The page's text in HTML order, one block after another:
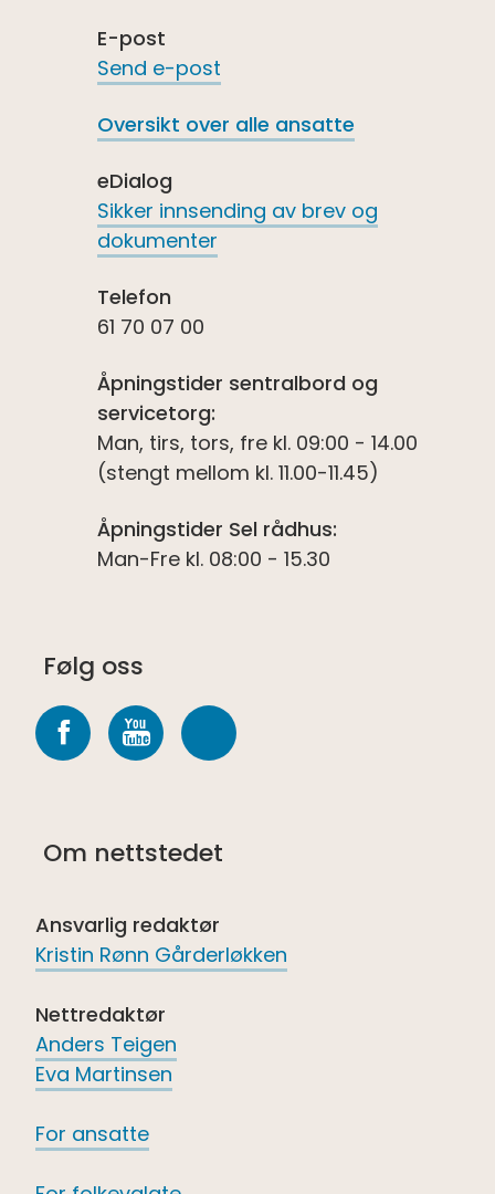
E-post
Send e-post
Oversikt over alle ansatte
eDialog
Sikker innsending av brev og
dokumenter
Telefon
61 70 07 00
Åpningstider sentralbord og
servicetorg:
Man, tirs, tors, fre kl. 09:00 - 14.00
(stengt mellom kl. 11.00-11.45)
Åpningstider Sel rådhus:
Man-Fre kl. 08:00 - 15.30
Følg oss
FacebookyoutubeSpotify
Om nettstedet
Ansvarlig redaktør
Kristin Rønn Gårderløkken
Nettredaktør
Anders Teigen
Eva Martinsen
For ansatte